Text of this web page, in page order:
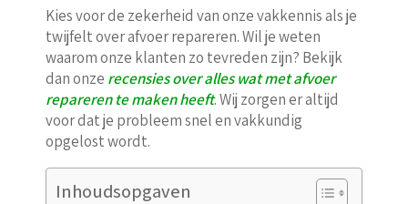
Kies voor de zekerheid van onze vakkennis als je
twijfelt over afvoer repareren. Wil je weten
waarom onze klanten zo tevreden zijn? Bekijk
dan onze recensies over alles wat met afvoer
repareren te maken heeft. Wij zorgen er altijd
voor dat je probleem snel en vakkundig
opgelost wordt.
Inhoudsopgaven